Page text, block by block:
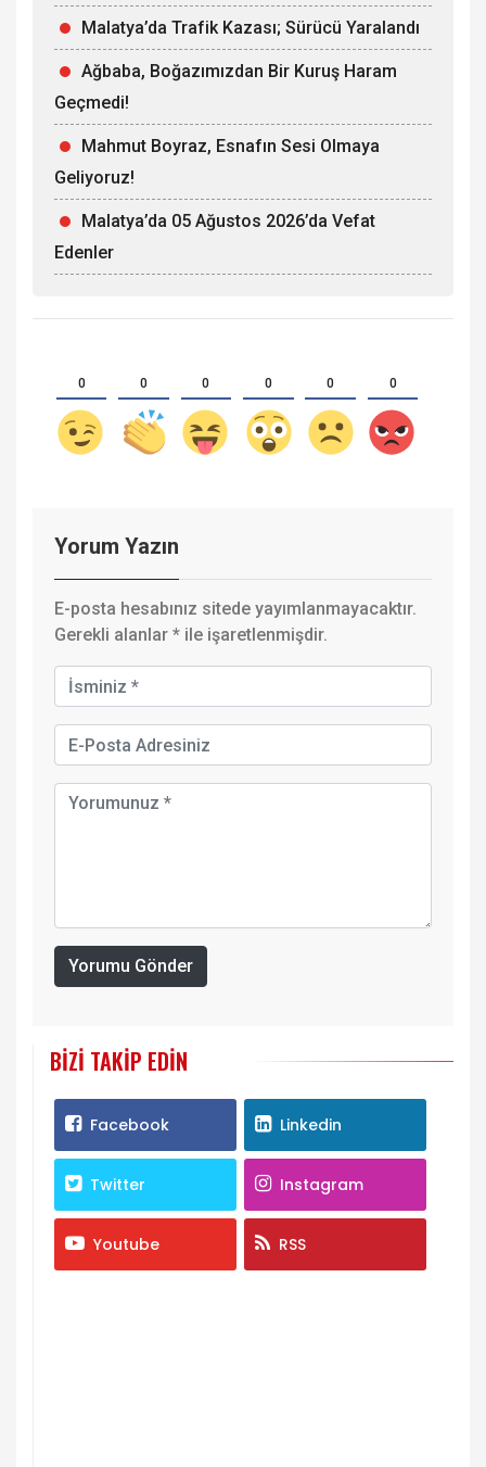
Malatya’da Trafik Kazası; Sürücü Yaralandı
Ağbaba, Boğazımızdan Bir Kuruş Haram
Geçmedi!
Mahmut Boyraz, Esnafın Sesi Olmaya
Geliyoruz!
Malatya’da 05 Ağustos 2026’da Vefat
Edenler
0 0 0 0 0 0
Yorum Yazın
E-posta hesabınız sitede yayımlanmayacaktır.
Gerekli alanlar * ile işaretlenmişdir.
Yorumu Gönder
BIZI TAKIP EDIN
Facebook Linkedin
Twitter Instagram
Youtube RSS